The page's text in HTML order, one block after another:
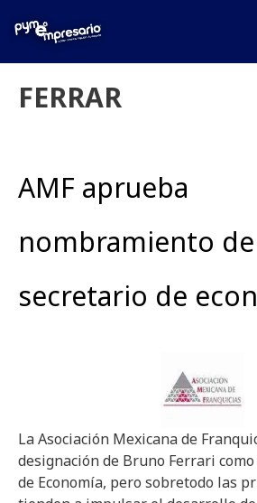
FERRAR
AMF aprueba
nombramiento
secretario de
La Asociación Mexicana de
designación de Bruno Ferrari
de Economía, pero sobretodo las